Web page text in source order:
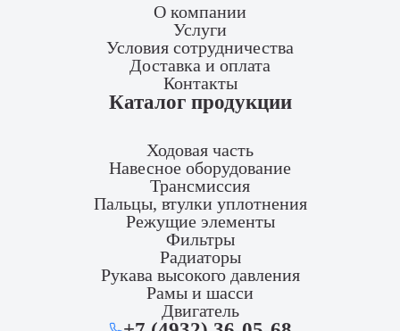
О компании
Услуги
Условия сотрудничества
Доставка и оплата
Контакты
Каталог продукции
Ходовая часть
Навесное оборудование
Трансмиссия
Пальцы, втулки уплотнения
Режущие элементы
Фильтры
Радиаторы
Рукава высокого давления
Рамы и шасси
Двигатель